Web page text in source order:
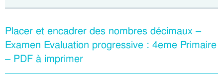
Placer et encadrer des nombres décimaux –
Examen Evaluation progressive : 4eme Primaire
– PDF à imprimer